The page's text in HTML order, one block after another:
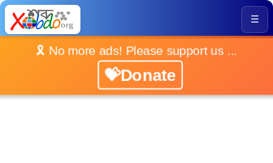
☰
🎗️ No more ads! Please support us ...
💝Donate